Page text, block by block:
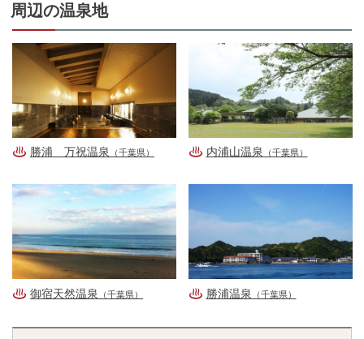
周辺の温泉地
勝浦 万祝温泉 （千葉県） 内浦山温泉 （千葉県）
御宿天然温泉 （千葉県） 勝浦温泉 （千葉県）